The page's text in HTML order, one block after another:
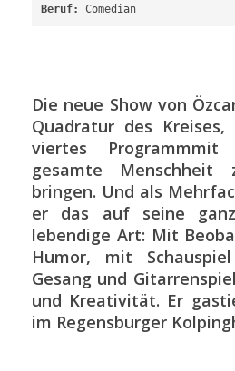
Beruf:
Comedian
Die neue Show von
Quadratur des
viertes
gesamte Menschheit
bringen. Und als
er das auf seine
lebendige Art: Mit
Humor, mit
Gesang und
und Kreativität. Er
im Regensburger